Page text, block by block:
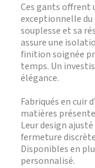
Ces gants offrent
exceptionnelle du
souplesse et sa
assure une
finition soignée
temps. Un
élégance.
Fabriqués en cuir
matières
Leur design
fermeture
Disponibles en
personnalisé.